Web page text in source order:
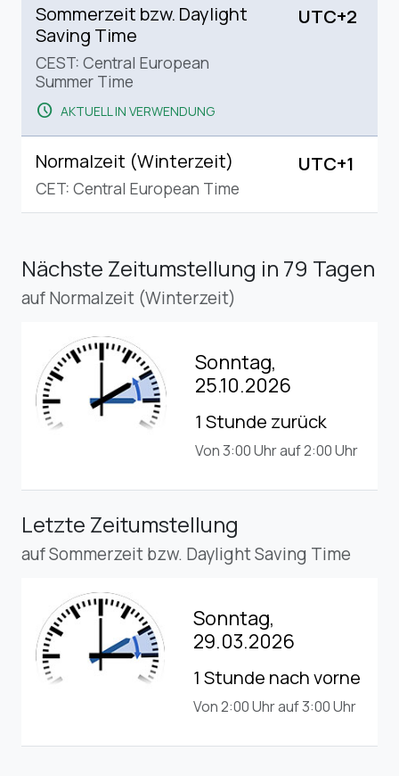
Sommerzeit bzw. Daylight
Saving Time
CEST: Central European
Summer Time
schedule AKTUELL IN VERWENDUNG
UTC+2
Normalzeit (Winterzeit)
CET: Central European Time
UTC+1
Nächste Zeitumstellung in 79 Tagen
auf Normalzeit (Winterzeit)
Sonntag,
25.10.2026
1 Stunde zurück
Von 3:00 Uhr auf 2:00 Uhr
Letzte Zeitumstellung
auf Sommerzeit bzw. Daylight Saving Time
Sonntag,
29.03.2026
1 Stunde nach vorne
Von 2:00 Uhr auf 3:00 Uhr